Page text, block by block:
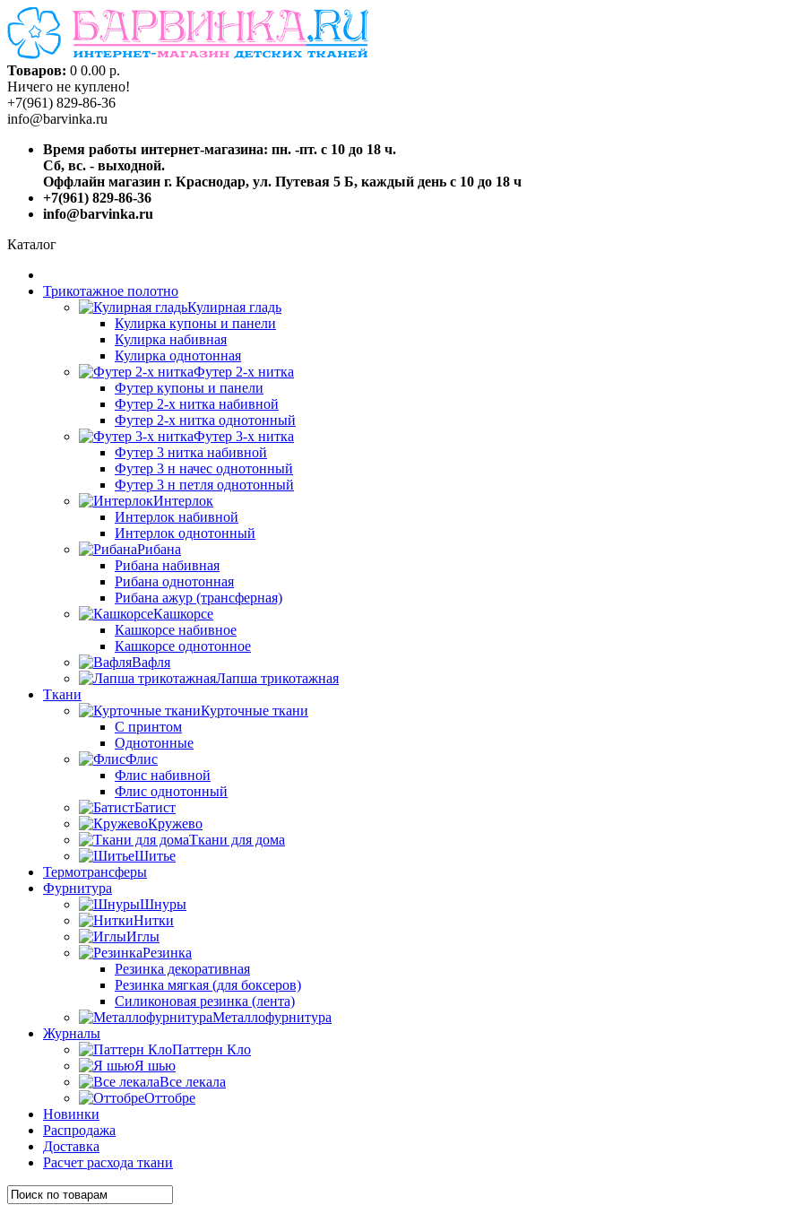
Товаров: 0 0.00 р.
Ничего не куплено!
+7(961) 829-86-36
info@barvinka.ru
Время работы интернет-магазина: пн. -пт. с 10 до 18 ч.
Сб, вс. - выходной.
Оффлайн магазин г. Краснодар, ул. Путевая 5 Б, каждый день с 10 до 18 ч
+7(961) 829-86-36
info@barvinka.ru
Каталог
Трикотажное полотно
Кулирная гладь
Кулирка купоны и панели
Кулирка набивная
Кулирка однотонная
Футер 2-х нитка
Футер купоны и панели
Футер 2-х нитка набивной
Футер 2-х нитка однотонный
Футер 3-х нитка
Футер 3 нитка набивной
Футер 3 н начес однотонный
Футер 3 н петля однотонный
Интерлок
Интерлок набивной
Интерлок однотонный
Рибана
Рибана набивная
Рибана однотонная
Рибана ажур (трансферная)
Кашкорсе
Кашкорсе набивное
Кашкорсе однотонное
Вафля
Лапша трикотажная
Ткани
Курточные ткани
С принтом
Однотонные
Флис
Флис набивной
Флис однотонный
Батист
Кружево
Ткани для дома
Шитье
Термотрансферы
Фурнитура
Шнуры
Нитки
Иглы
Резинка
Резинка декоративная
Резинка мягкая (для боксеров)
Силиконовая резинка (лента)
Металлофурнитура
Журналы
Паттерн Кло
Я шью
Все лекала
Оттобре
Новинки
Распродажа
Доставка
Расчет расхода ткани